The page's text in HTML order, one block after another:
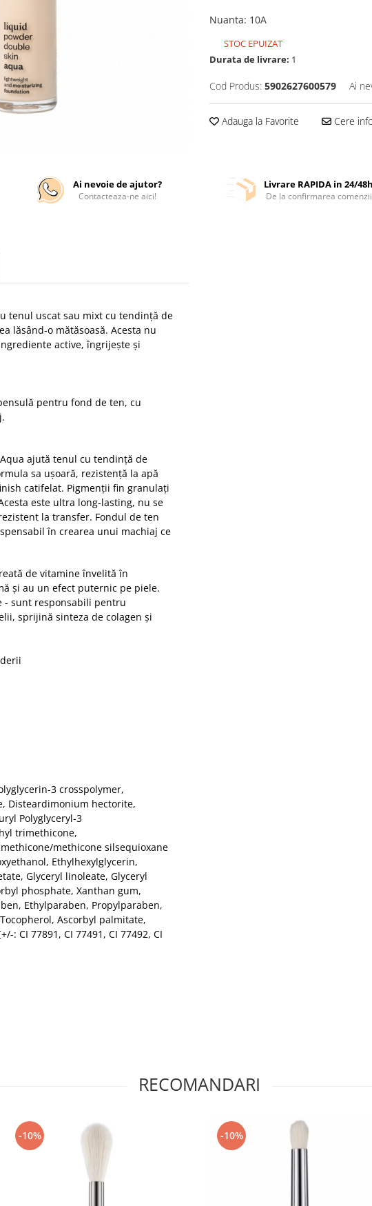
Nuanta: 10A
STOC EPUIZAT
Durata de livrare: 1
Cod Produs: 5902627600579 Ai
Adauga la Favorite Cere
Ai nevoie de ajutor?
Contacteaza-ne aici!
Livrare RAPIDA in 24/48h
De la confirmarea comenzii
tenul uscat sau mixt cu tendință de
lăsând-o mătăsoasă. Acesta nu
active, îngrijește și
pentru fond de ten, cu
ajută tenul cu tendință de
sa ușoară, rezistență la apă
catifelat. Pigmenții fin granulați
este ultra long-lasting, nu se
la transfer. Fondul de ten
în crearea unui machiaj ce
de vitamine învelită în
și au un efect puternic pe piele.
- sunt responsabili pentru
sprijină sinteza de colagen și
3 crosspolymer,
Disteardimonium hectorite,
Polyglyceryl-3
trimethicone,
methicone silsequioxane
Ethylhexylglycerin,
Glyceryl linoleate, Glyceryl
phosphate, Xanthan gum,
Ethylparaben, Propylparaben,
Ascorbyl palmitate,
: CI 77891, CI 77491, CI 77492, CI
RECOMANDARI
-10% -10%